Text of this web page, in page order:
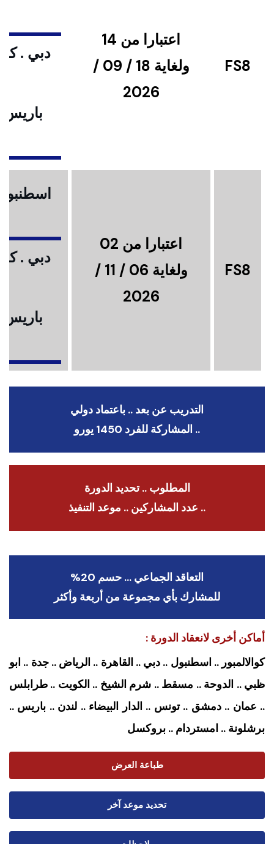
FS8
اعتبارا من 14
ولغاية 18 / 09 /
2026
دبي .
باريس
FS8
اعتبارا من 02
ولغاية 06 / 11 /
2026
دبي .
باريس
التدريب عن بعد .. باعتماد دولي
.. المشاركة للفرد 1450 يورو
المطلوب .. تحديد الدورة
.. عدد المشاركين .. موعد التنفيذ
التعاقد الجماعي … حسم 20%
للمشارك بأي مجموعة من أربعة وأكثر
أماكن أخرى لانعقاد الدورة :
كوالالمبور .. اسطنبول .. دبي .. القاهرة .. الرياض .. جدة .. ابو
ظبي .. الدوحة .. مسقط .. شرم الشيخ .. الكويت .. طرابلس
.. عمان .. دمشق .. تونس .. الدار البيضاء .. لندن .. باريس ..
برشلونة .. امستردام .. بروكسل
طباعة العرض
تحديد موعد آخر